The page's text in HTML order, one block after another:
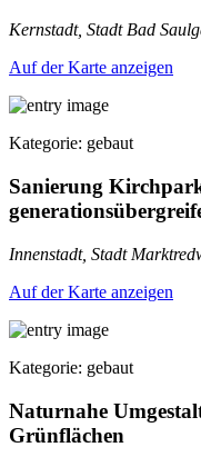
Kernstadt, Stadt Bad
Auf der Karte anzeigen
Kategorie: gebaut
Sanierung
Innenstadt, Stadt
Auf der Karte anzeigen
Kategorie: gebaut
Naturnahe
Grünflächen